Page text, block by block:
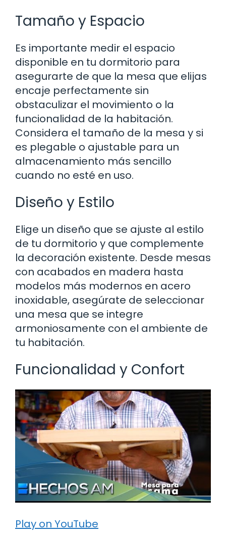
Tamaño y Espacio
Es importante medir el espacio
disponible en tu dormitorio para
asegurarte de que la mesa que elijas
encaje perfectamente sin
obstaculizar el movimiento o la
funcionalidad de la habitación.
Considera el tamaño de la mesa y si
es plegable o ajustable para un
almacenamiento más sencillo
cuando no esté en uso.
Diseño y Estilo
Elige un diseño que se ajuste al estilo
de tu dormitorio y que complemente
la decoración existente. Desde mesas
con acabados en madera hasta
modelos más modernos en acero
inoxidable, asegúrate de seleccionar
una mesa que se integre
armoniosamente con el ambiente de
tu habitación.
Funcionalidad y Confort
Play on YouTube